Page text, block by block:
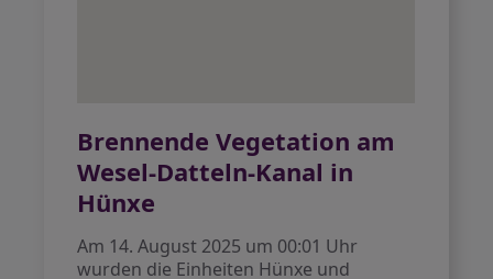
Brennende Vegetation am
Wesel-Datteln-Kanal in
Hünxe
Am 14. August 2025 um 00:01 Uhr
wurden die Einheiten Hünxe und